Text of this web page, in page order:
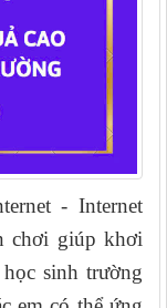
- Internet
chơi giúp khơi
sinh trường